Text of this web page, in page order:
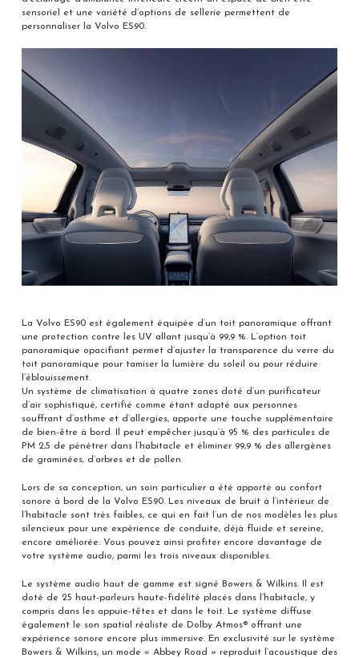
sensoriel et une variété d’options de sellerie permettent de
personnaliser la Volvo ES90.
La Volvo ES90 est également équipée d’un toit panoramique offrant
une protection contre les UV allant jusqu’à 99,9 %. L‘option toit
panoramique opacifiant permet d’ajuster la transparence du verre du
toit panoramique pour tamiser la lumière du soleil ou pour réduire
l’éblouissement.
Un système de climatisation à quatre zones doté d’un purificateur
d’air sophistiqué, certifié comme étant adapté aux personnes
souffrant d’asthme et d’allergies, apporte une touche supplémentaire
de bien-être à bord. Il peut empêcher jusqu’à 95 % des particules de
PM 2,5 de pénétrer dans l’habitacle et éliminer 99,9 % des allergènes
de graminées, d’arbres et de pollen.
Lors de sa conception, un soin particulier a été apporté au confort
sonore à bord de la Volvo ES90. Les niveaux de bruit à l’intérieur de
l’habitacle sont très faibles, ce qui en fait l’un de nos modèles les plus
silencieux pour une expérience de conduite, déjà fluide et sereine,
encore améliorée. Vous pouvez ainsi profiter encore davantage de
votre système audio, parmi les trois niveaux disponibles.
Le système audio haut de gamme est signé Bowers & Wilkins. Il est
doté de 25 haut-parleurs haute-fidélité placés dans l’habitacle, y
compris dans les appuie-têtes et dans le toit. Le système diffuse
également le son spatial réaliste de Dolby Atmos® offrant une
expérience sonore encore plus immersive. En exclusivité sur le système
Bowers & Wilkins, un mode « Abbey Road » reproduit l’acoustique des